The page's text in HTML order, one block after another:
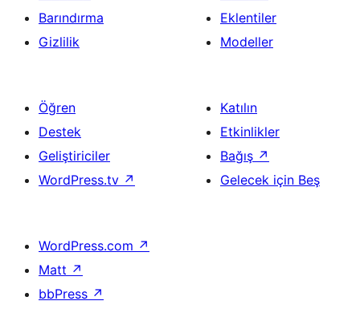
Barındırma
Gizlilik
Eklentiler
Modeller
Öğren
Destek
Geliştiriciler
WordPress.tv ↗
Katılın
Etkinlikler
Bağış ↗
Gelecek için Beş
WordPress.com ↗
Matt ↗
bbPress ↗